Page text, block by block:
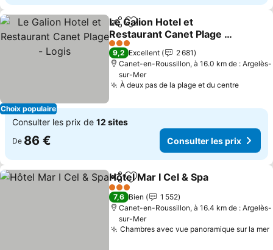
Choix populaire
PartagerAjouter à mes favoris
Le Galion Hotel et
Restaurant Canet Plage -
Logis
3 Étoiles
9,2 Excellent
2 681
Canet-en-Roussillon, à 16.0 km de : Argelès-
sur-Mer
À deux pas de la plage et du centre
Consulter les prix de 12 sites
De 86 € Consulter les prix
PartagerAjouter à mes favoris
Hôtel Mar I Cel & Spa
3 Étoiles
7,6 Bien
1 552
Canet-en-Roussillon, à 16.4 km de : Argelès-
sur-Mer
Chambres avec vue panoramique sur la mer